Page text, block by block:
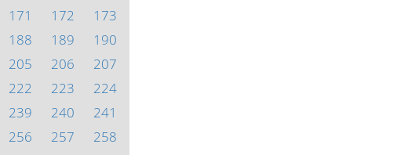
171 172
173
188 189
190
205 206
207
222 223
224
239 240
241
256 257
258